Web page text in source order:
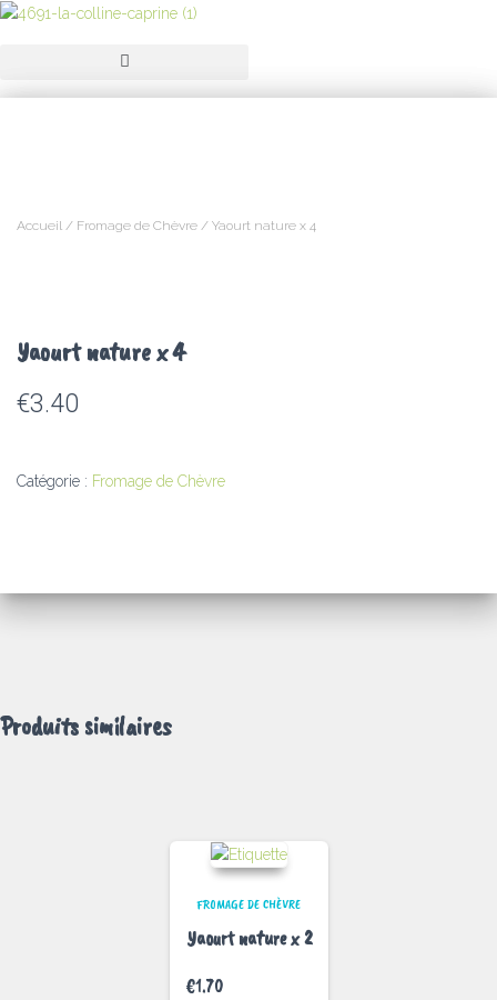
Accueil / Fromage de Chèvre / Yaourt nature x 4
Yaourt nature x 4
€3.40
Catégorie : Fromage de Chèvre
Produits similaires
FROMAGE DE CHÈVRE
Yaourt nature x 2
€1.70